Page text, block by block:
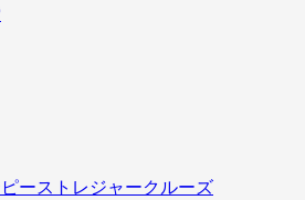
ーストレジャークルーズ